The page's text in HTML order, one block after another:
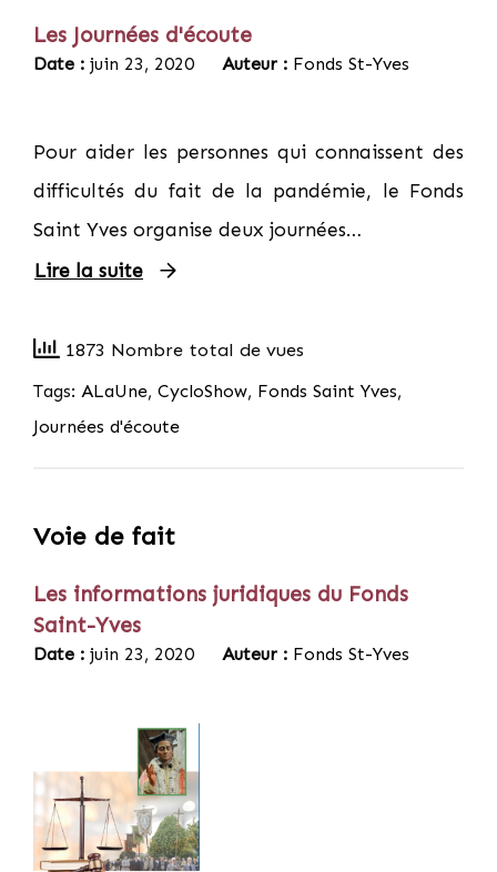
Les Journées d'écoute
Date : juin 23, 2020 Auteur : Fonds St-Yves
Pour aider les personnes qui connaissent des
difficultés du fait de la pandémie, le Fonds
Saint Yves organise deux journées…
Lire la suite
1873 Nombre total de vues
Tags: ALaUne, CycloShow, Fonds Saint Yves,
Journées d'écoute
Voie de fait
Les informations juridiques du Fonds
Saint-Yves
Date : juin 23, 2020 Auteur : Fonds St-Yves